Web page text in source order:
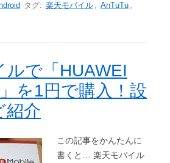
タグ: 楽天モバイル , AnTuTu ,
ルで「HUAWEI
を1円で購入！設
紹介
この記事をかんたんに
書くと… 楽天モバイル